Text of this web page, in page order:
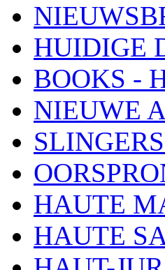
HUIDIGE
BOOKS -
NIEUWE
HAUTE
HAUTE